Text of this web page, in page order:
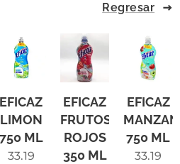
Regresar
EFICAZ
LIMON
750 ML
33.19
EFICAZ
FRUTOS
ROJOS
350 ML
EFICAZ
750 ML
33.19